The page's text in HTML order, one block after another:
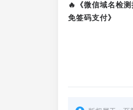
🔥《微信域名检
免签码支付》